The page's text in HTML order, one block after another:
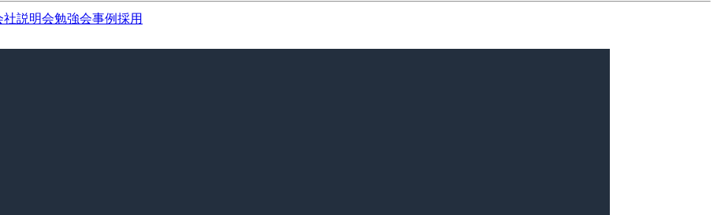
社説明会勉強会事例採用